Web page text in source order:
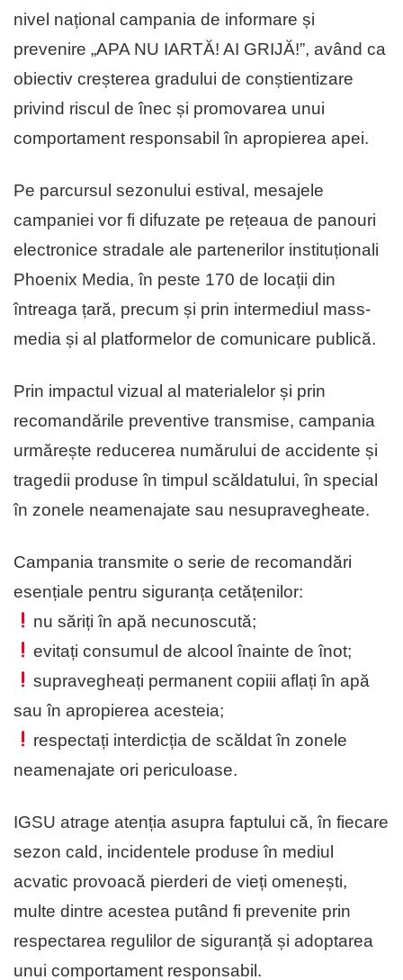
nivel național campania de informare și
prevenire „APA NU IARTĂ! AI GRIJĂ!”, având ca
obiectiv creșterea gradului de conștientizare
privind riscul de înec și promovarea unui
comportament responsabil în apropierea apei.
Pe parcursul sezonului estival, mesajele
campaniei vor fi difuzate pe rețeaua de panouri
electronice stradale ale partenerilor instituționali
Phoenix Media, în peste 170 de locații din
întreaga țară, precum și prin intermediul mass-
media și al platformelor de comunicare publică.
Prin impactul vizual al materialelor și prin
recomandările preventive transmise, campania
urmărește reducerea numărului de accidente și
tragedii produse în timpul scăldatului, în special
în zonele neamenajate sau nesupravegheate.
Campania transmite o serie de recomandări
esențiale pentru siguranța cetățenilor:
nu săriți în apă necunoscută;
evitați consumul de alcool înainte de înot;
supravegheați permanent copiii aflați în apă
sau în apropierea acesteia;
respectați interdicția de scăldat în zonele
neamenajate ori periculoase.
IGSU atrage atenția asupra faptului că, în fiecare
sezon cald, incidentele produse în mediul
acvatic provoacă pierderi de vieți omenești,
multe dintre acestea putând fi prevenite prin
respectarea regulilor de siguranță și adoptarea
unui comportament responsabil.